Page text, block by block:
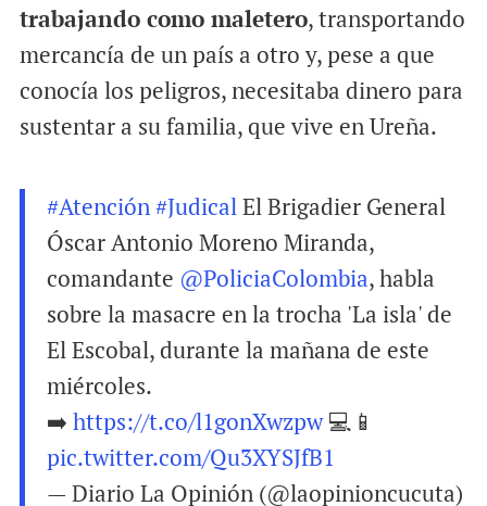
trabajando como maletero, transportando
mercancía de un país a otro y, pese a que
conocía los peligros, necesitaba dinero para
sustentar a su familia, que vive en Ureña.
#Atención#JudicalEl Brigadier General
Óscar Antonio Moreno Miranda,
comandante @PoliciaColombia, habla
sobre la masacre en la trocha 'La isla' de
El Escobal, durante la mañana de este
miércoles.
➡️ https://t.co/l1gonXwzpw💻📱
pic.twitter.com/Qu3XYSJfB1
— Diario La Opinión (@laopinioncucuta)